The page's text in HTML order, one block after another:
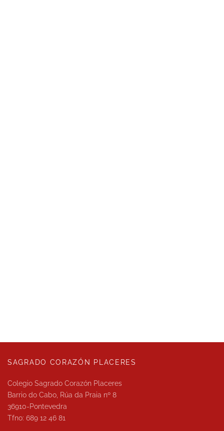
SAGRADO CORAZÓN PLACERES
Colegio Sagrado Corazón Placeres
Barrio do Cabo, Rúa da Praia nº 8
36910-Pontevedra
Tfno: 689 12 46 81